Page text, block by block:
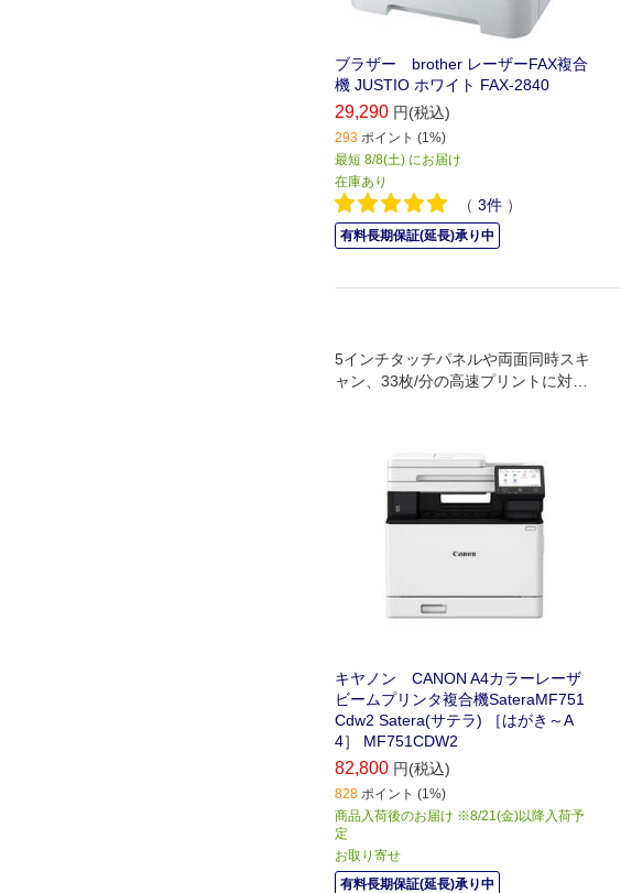
ブラザー brother レーザーFAX複合
機 JUSTIO ホワイト FAX-2840
29,290 円(税込)
293 ポイント (1%)
最短 8/8(土) にお届け
在庫あり
（ 3件 ）
有料長期保証(延長)承り中
5インチタッチパネルや両面同時スキ
ャン、33枚/分の高速プリントに対応
キヤノン CANON A4カラーレーザ
ビームプリンタ複合機SateraMF751
Cdw2 Satera(サテラ) ［はがき～A
4］ MF751CDW2
82,800 円(税込)
828 ポイント (1%)
商品入荷後のお届け ※8/21(金)以降入荷予
定
お取り寄せ
有料長期保証(延長)承り中